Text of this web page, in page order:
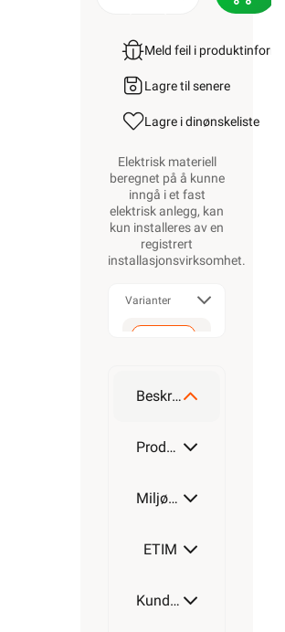
Meld feil i
Lagre til senere
Lagre i dinønskeliste
Elektrisk materiell
beregnet på å kunne
inngå i et fast
elektrisk anlegg, kan
kun installeres av en
registrert
installasjonsvirksomhet.
Varianter
Beskrivelse
Produktdetaljer
Miljøparametere
ETIM
Kundeomtale